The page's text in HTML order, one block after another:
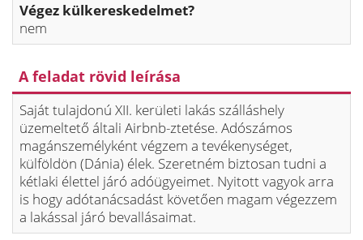
Végez külkereskedelmet?
nem
A feladat rövid leírása
Saját tulajdonú XII. kerületi lakás szálláshely
üzemeltető általi Airbnb-ztetése. Adószámos
magánszemélyként végzem a tevékenységet,
külföldön (Dánia) élek. Szeretném biztosan tudni a
kétlaki élettel járó adóügyeimet. Nyitott vagyok arra
is hogy adótanácsadást követően magam végezzem
a lakással járó bevallásaimat.